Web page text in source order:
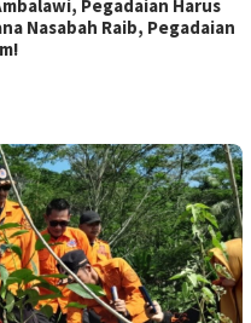
Pegadaian Harus
Nasabah Raib, Pegadaian